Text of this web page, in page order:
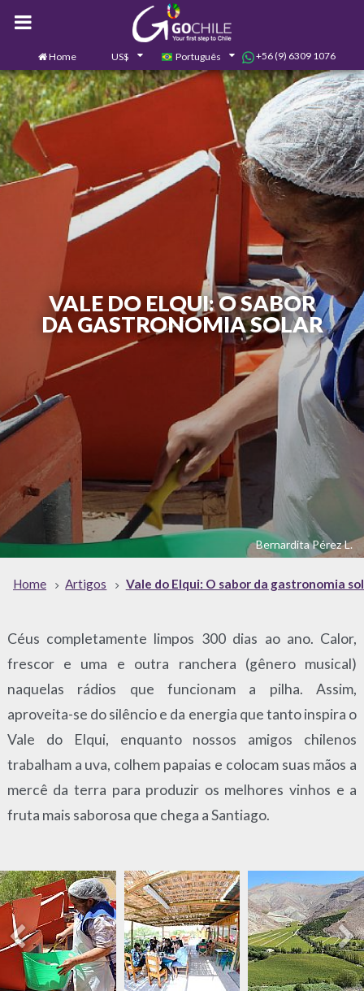
Home US$ Português +56 (9) 6309 1076
Contate-nos 0
VALE DO ELQUI: O SABOR
DA GASTRONOMIA SOLAR
Bernardita Pérez L.
Home Artigos Vale do Elqui: O sabor da gastronomia
Céus completamente limpos 300 dias ao ano. Calor,
frescor e uma e outra ranchera (gênero musical)
naquelas rádios que funcionam a pilha. Assim,
aproveita-se do silêncio e da energia que tanto inspira o
Vale do Elqui, enquanto nossos amigos chilenos
trabalham a uva, colhem papaias e colocam suas mãos a
mercê da terra para produzir os melhores vinhos e a
fruta mais saborosa que chega a Santiago.